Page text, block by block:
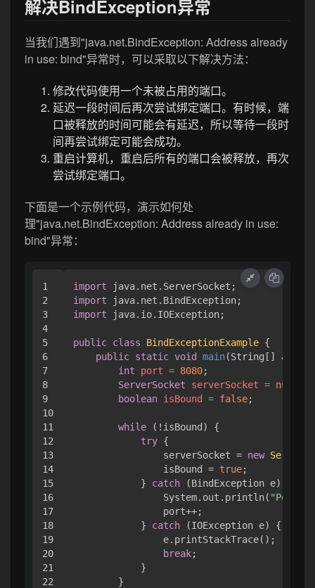
解决BindException异常
当我们遇到"java.net.BindException: Address already
in use: bind"异常时，可以采取以下解决方法：
修改代码使用一个未被占用的端口。
延迟一段时间后再次尝试绑定端口。有时候，端
口被释放的时间可能会有延迟，所以等待一段时
间再尝试绑定可能会成功。
重启计算机，重启后所有的端口会被释放，再次
尝试绑定端口。
下面是一个示例代码，演示如何处
理"java.net.BindException: Address already in use:
bind"异常：
1
2
3
4
5
6
7
8
9
10
11
12
13
14
15
16
17
18
19
20
21
22
import
import
import java.io.IOException;
public class BindExceptionExample {
public static void main(String[] args)
int
port = 8080;
ServerSocket
serverSocket = null
boolean isBound = false;
while (!isBound) {
try {
                serverSocket =
new
                isBound =
true;
            }
catch (BindException e) {
                System.out.println(
"Port "
                port++;
            }
catch (IOException e) {
                e.printStackTrace();
break;
            }
        }